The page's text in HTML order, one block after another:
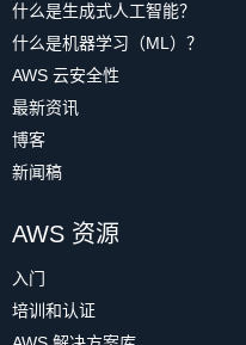
什么是生成式人工智能？
什么是机器学习（ML）？
AWS 云安全性
最新资讯
博客
新闻稿
AWS 资源
入门
培训和认证